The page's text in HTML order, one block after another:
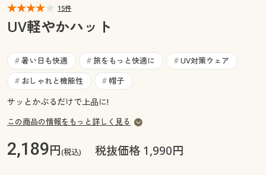
マイページ
お気に入り
サポート
閲覧履歴
サポート
ご利用ガイド
15件
UV軽やかハット
# 暑い日も快適 # 旅をもっと快適に # UV対策ウェア
# おしゃれと機能性 # 帽子
サッとかぶるだけで上品に!
この商品の情報をもっと詳しく見る
2,189円(税込) 税抜価格 1,990円